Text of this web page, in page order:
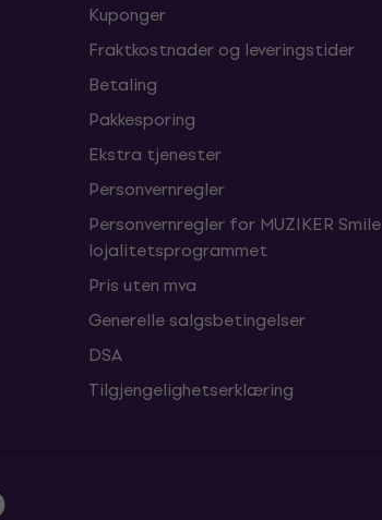
Kuponger
Fraktkostnader og leveringstider
Betaling
Pakkesporing
Ekstra tjenester
Personvernregler
Personvernregler for MUZIKER Smile
lojalitetsprogrammet
Pris uten mva
Generelle salgsbetingelser
DSA
Tilgjengelighetserklæring